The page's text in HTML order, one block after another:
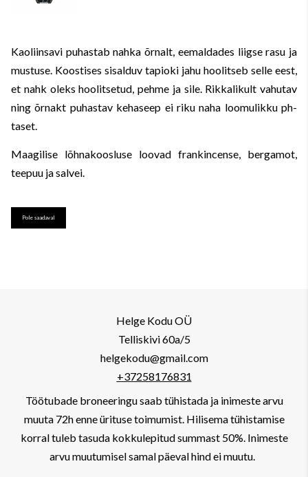
Kaoliinsavi puhastab nahka õrnalt, eemaldades liigse rasu ja
mustuse. Koostises sisalduv tapioki jahu hoolitseb selle eest,
et nahk oleks hoolitsetud, pehme ja sile. Rikkalikult vahutav
ning õrnakt puhastav kehaseep ei riku naha loomulikku ph-
taset.
Maagilise lõhnakoosluse loovad frankincense, bergamot,
teepuu ja salvei.
Pole saadaval
Helge Kodu OÜ
Telliskivi 60a/5
helgekodu@gmail.com
+37258176831
Töötubade broneeringu saab tühistada ja inimeste arvu
muuta 72h enne ürituse toimumist. Hilisema tühistamise
korral tuleb tasuda kokkulepitud summast 50%. Inimeste
arvu muutumisel samal päeval hind ei muutu.